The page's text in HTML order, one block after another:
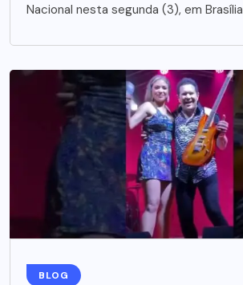
Nacional nesta segunda (3), em
BLOG